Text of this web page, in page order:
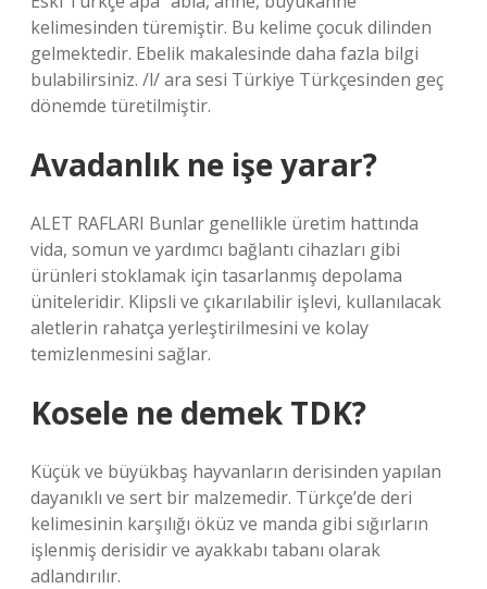
kelimesinden türemiştir. Bu kelime çocuk dilinden
gelmektedir. Ebelik makalesinde daha fazla bilgi
bulabilirsiniz. /l/ ara sesi Türkiye Türkçesinden geç
dönemde türetilmiştir.
Avadanlık ne işe yarar?
ALET RAFLARI Bunlar genellikle üretim hattında
vida, somun ve yardımcı bağlantı cihazları gibi
ürünleri stoklamak için tasarlanmış depolama
üniteleridir. Klipsli ve çıkarılabilir işlevi, kullanılacak
aletlerin rahatça yerleştirilmesini ve kolay
temizlenmesini sağlar.
Kosele ne demek TDK?
Küçük ve büyükbaş hayvanların derisinden yapılan
dayanıklı ve sert bir malzemedir. Türkçe’de deri
kelimesinin karşılığı öküz ve manda gibi sığırların
işlenmiş derisidir ve ayakkabı tabanı olarak
adlandırılır.